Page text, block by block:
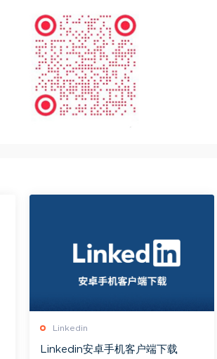
Linkedin
Linkedin安卓手机客户端下载